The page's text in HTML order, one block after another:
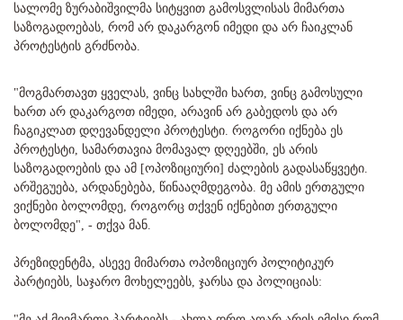
სალომე ზურაბიშვილმა სიტყვით გამოსვლისას მიმართა
საზოგადოებას, რომ არ დაკარგონ იმედი და არ ჩაიკლან
პროტესტის გრძნობა.
"მოგმართავთ ყველას, ვინც სახლში ხართ, ვინც გამოსული
ხართ არ დაკარგოთ იმედი, არავინ არ გაბედოს და არ
ჩაგიკლათ დღევანდელი პროტესტი. როგორი იქნება ეს
პროტესტი, სამართავია მომავალ დღეებში, ეს არის
საზოგადოების და ამ [ოპოზიციური] ძალების გადასაწყვეტი.
არშეგუება, არდანებება, წინააღმდეგობა. მე ამის ერთგული
ვიქნები ბოლომდე, როგორც თქვენ იქნებით ერთგული
ბოლომდე", - თქვა მან.
პრეზიდენტმა, ასევე მიმართა ოპოზიციურ პოლიტიკურ
პარტიებს, საჯარო მოხელეებს, ჯარსა და პოლიციას: